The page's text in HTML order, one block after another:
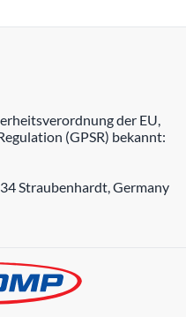
der EU,
(GPSR) bekannt:
Straubenhardt, Germany